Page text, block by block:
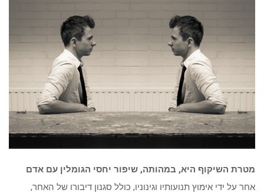
מטרת השיקוף היא, במהותה, שיפור יחסי הגומלין עם אדם
אחר על ידי אימוץ תנועותיו וגינוניו, כולל סגנון דיבורו של האחר,